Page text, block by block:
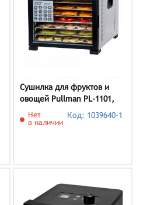
Сушилка для фруктов и
овощей Pullman PL-1101,
нержавеющая сталь
Нет
в наличии
Код: 1039640-1